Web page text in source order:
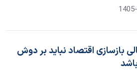
بازسازی اقتصاد نباید بر دوش